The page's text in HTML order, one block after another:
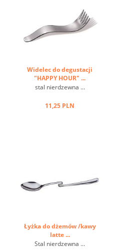
Widelec do degustacji
"HAPPY HOUR" ...
stal nierdzewna ...
11,25 PLN
Łyżka do dżemów /kawy
latte ...
Stal nierdzewna ...